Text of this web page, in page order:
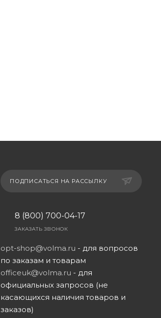
ПОДПИСАТЬСЯ НА РАССЫЛКУ
8 (800) 700-04-17
ЗАКАЗАТЬ ЗВОНОК
opt-shop@volma.ru - для вопросов
по заказам и товарам
officeuk@volma.ru - для
официальных запросов (не
касающихся наличия товаров и
заказов)